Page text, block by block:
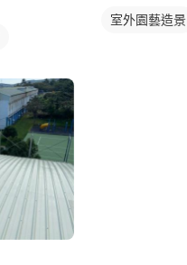
室外園藝造景